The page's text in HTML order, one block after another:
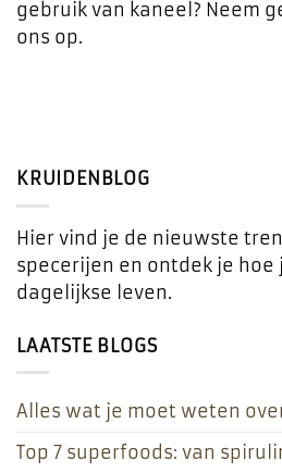
gebruik van kaneel? Neem
ons op.
KRUIDENBLOG
Hier vind je de nieuwste
specerijen en ontdek je hoe
dagelijkse leven.
LAATSTE BLOGS
Alles wat je moet weten
Top 7 superfoods: van